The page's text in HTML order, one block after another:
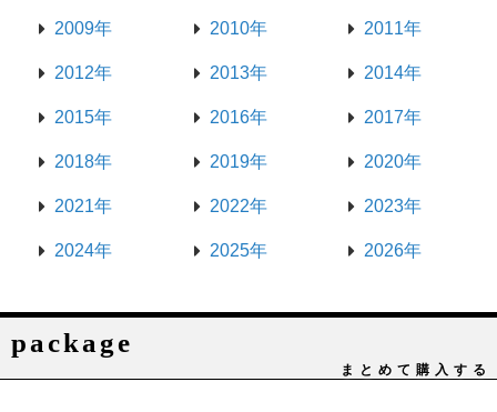
2009年 2010年 2011年
2012年 2013年 2014年
2015年 2016年 2017年
2018年 2019年 2020年
2021年 2022年 2023年
2024年 2025年 2026年
package
まとめて購入する